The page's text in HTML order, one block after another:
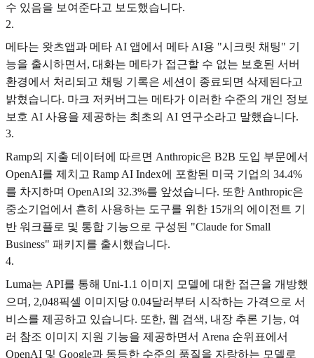
수 있음을 보여준다고 보도했습니다.
2.
메타는 왓츠앱과 메타 AI 앱에서 메타 AI용 "시크릿 채팅" 기
능을 출시하면서, 대화는 메타가 접근할 수 없는 보호된 서버
환경에서 처리되고 채팅 기록은 세션이 종료되면 삭제된다고
밝혔습니다. 마크 저커버그는 메타가 이러한 수준의 개인 정보
보호 AI 사용을 제공하는 최초의 AI 연구소라고 말했습니다.
3.
Ramp의 지출 데이터에 따르면 Anthropic은 B2B 도입 부문에서
OpenAI를 제치고 Ramp AI Index에 포함된 미국 기업의 34.4%
를 차지하며 OpenAI의 32.3%를 앞섰습니다. 또한 Anthropic은
중소기업에서 흔히 사용하는 도구를 위한 15개의 에이전트 기
반 워크플로 및 통합 기능으로 구성된 "Claude for Small
Business" 패키지를 출시했습니다.
4.
Luma는 API를 통해 Uni-1.1 이미지 모델에 대한 접근을 개방했
으며, 2,048픽셀 이미지당 0.04달러부터 시작하는 가격으로 서
비스를 제공하고 있습니다. 또한, 웹 검색, 내장 추론 기능, 여
러 참조 이미지 지원 기능을 제공하면서 Arena 순위표에서
OpenAI 및 Google과 동등한 수준의 품질을 자랑하는 모델로